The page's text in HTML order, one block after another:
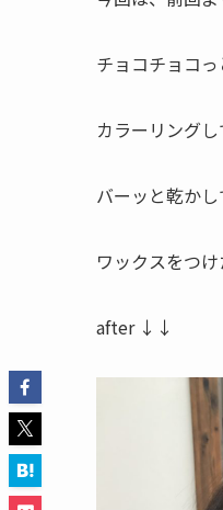
チョコチョコっ
カラーリングし
バーッと乾かし
ワックスをつけ
after ↓↓